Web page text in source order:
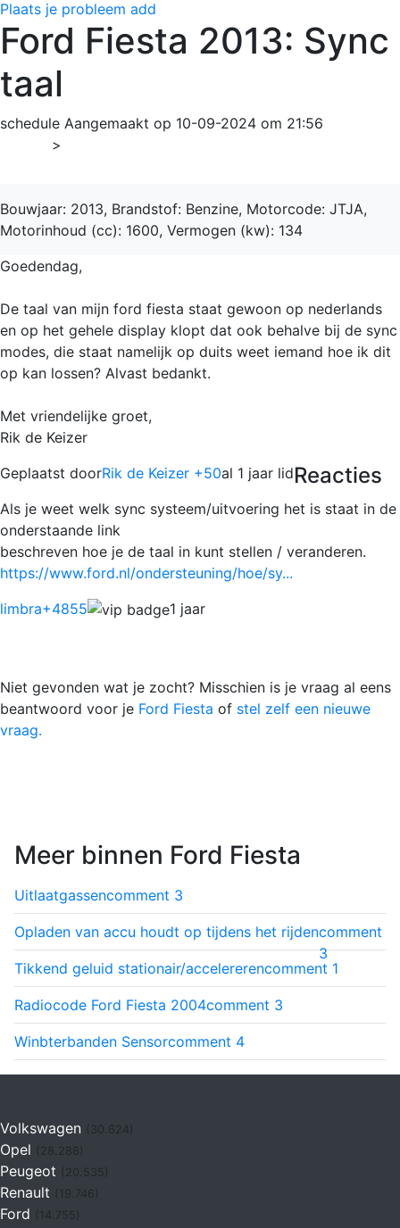
Plaats je probleem add
Ford Fiesta 2013: Sync
taal
schedule Aangemaakt op 10-09-2024 om 21:56
>
Bouwjaar: 2013, Brandstof: Benzine, Motorcode: JTJA,
Motorinhoud (cc): 1600, Vermogen (kw): 134
Goedendag,
De taal van mijn ford fiesta staat gewoon op nederlands
en op het gehele display klopt dat ook behalve bij de sync
modes, die staat namelijk op duits weet iemand hoe ik dit
op kan lossen? Alvast bedankt.
Met vriendelijke groet,
Rik de Keizer
Geplaatst doorRik de Keizer +50al 1 jaar lidReacties
Als je weet welk sync systeem/uitvoering het is staat in de
onderstaande link
beschreven hoe je de taal in kunt stellen / veranderen.
https://www.ford.nl/ondersteuning/hoe/sy...
limbra+4855 1 jaar
Niet gevonden wat je zocht? Misschien is je vraag al eens
beantwoord voor je Ford Fiesta of stel zelf een nieuwe
vraag.
Meer binnen Ford Fiesta
Uitlaatgassencomment 3
Opladen van accu houdt op tijdens het rijdencomment
3
Tikkend geluid stationair/accelererencomment 1
Radiocode Ford Fiesta 2004comment 3
Winbterbanden Sensorcomment 4
Volkswagen (30.624)
Opel
Peugeot
Renault (19.746)
Ford (14.755)